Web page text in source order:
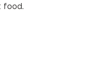
food.